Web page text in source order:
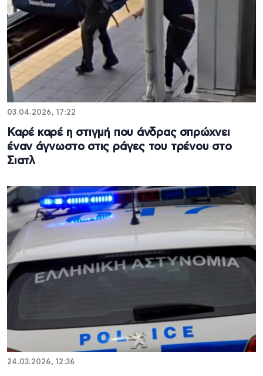
03.04.2026, 17:22
Καρέ καρέ η στιγμή που άνδρας σπρώχνει
έναν άγνωστο στις ράγες του τρένου στο
Σιατλ
24.03.2026, 12:36